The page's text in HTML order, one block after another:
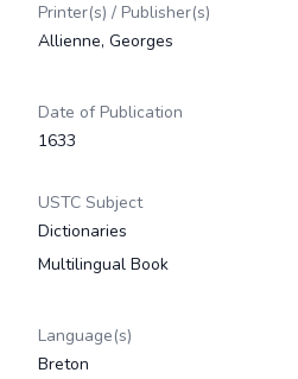
Printer(s) / Publisher(s)
Allienne, Georges
Date of Publication
1633
USTC Subject
Dictionaries
Multilingual Book
Language(s)
Breton